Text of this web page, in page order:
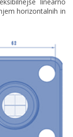
horizontalnih in